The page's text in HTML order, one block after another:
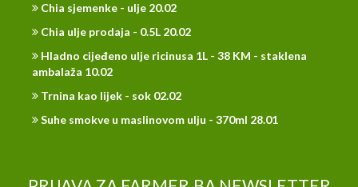
Chia sjemenke - ulje 20.02
Chia ulje prodaja - 0.5L 20.02
Hladno cijeđeno ulje ricinusa 1L - 38 KM - staklena
ambalaža 10.02
Trnina kao lijek - sok 02.02
Suhe smokve u maslinovom ulju - 370ml 28.01